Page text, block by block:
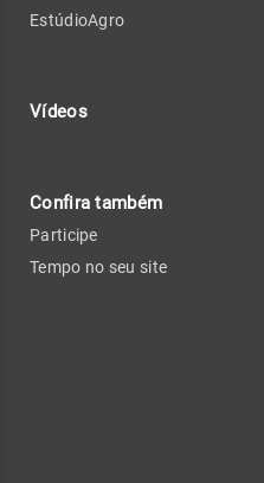
EstúdioAgro
Vídeos
Confira também
Participe
Tempo no seu site